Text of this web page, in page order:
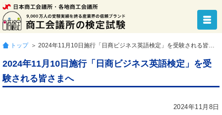
トップ ＞ 2024年11月10日施行「日商ビジネス英語検定」を受験される皆さまへ
2024年11月10日施行「日商ビジネス英語検定」を受
験される皆さまへ
2024年11月8日